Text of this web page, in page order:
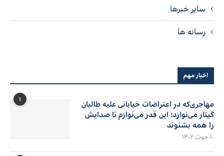
سایر خبرها
رسانه ها
اخبار مهم
۱
مهاجری‌که در اعتراضات خیابانی علیه طالبان
گیتار می‌نوازد؛ این قدر می‌نوازم تا صدایش
را همه بشنوند
۱۰ حوت ۱۴۰۲